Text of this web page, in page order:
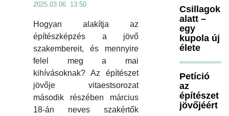
2025.03.06. 13:50
Hogyan alakítja az
építészképzés a jövő
szakembereit, és mennyire
felel meg a mai
kihívásoknak? Az építészet
jövője vitaestsorozat
második részében március
18-án neves szakértők
Csillagok
alatt –
egy
kupola új
élete
Petíció
az
építészet
jövőjéért